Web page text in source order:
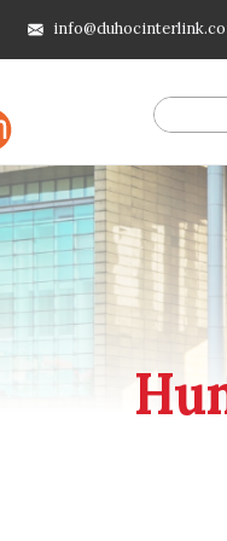
org', [ 'type' =>
=> 2, 'name' =>